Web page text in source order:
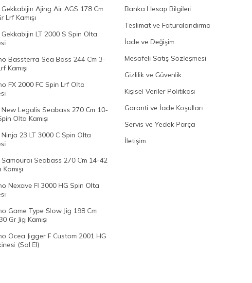
Ajing Air AGS 178 Cm
Lrf Kamışı
LT 2000 S Spin Olta
Bassterra Sea Bass 244 Cm 3-
Kamışı
FX 2000 FC Spin Lrf Olta
Legalis Seabass 270 Cm 10-
Olta Kamışı
23 LT 3000 C Spin Olta
Seabass 270 Cm 14-42
Nexave FI 3000 HG Spin Olta
Game Type Slow Jig 198 Cm
Gr Jig Kamışı
Ocea Jigger F Custom 2001 HG
(Sol El)
Banka Hesap Bilgileri
Teslimat ve Faturalandırma
İade ve Değişim
Mesafeli Satış Sözleşmesi
Gizlilik ve Güvenlik
Kişisel Veriler Politikası
Garanti ve İade Koşulları
Servis ve Yedek Parça
İletişim